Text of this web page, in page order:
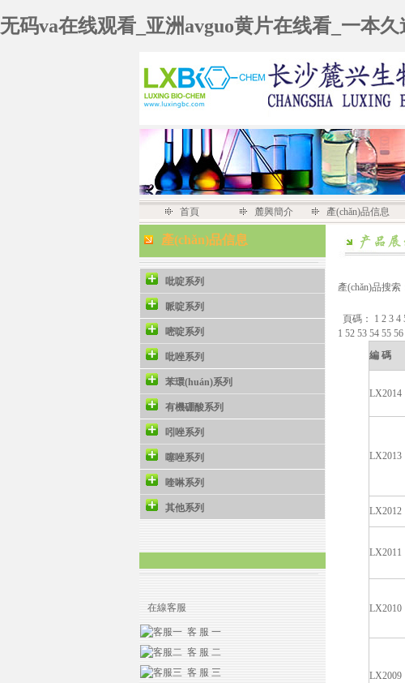
无码va在线观看_亚洲avguo黄片在线看_一本
首頁 麓興簡介 產(chǎn)品信息
產(chǎn)品信息
吡啶系列
哌啶系列
嘧啶系列
吡唑系列
苯環(huán)系列
有機硼酸系列
吲唑系列
噻唑系列
喹啉系列
其他系列
在線客服
客 服 一
客 服 二
客 服 三
產(chǎn)品搜索
頁碼： 1 2 3 4
1 52 53 54 55 56
編 碼
LX2014
LX2013
LX2012
LX2011
LX2010
LX2009